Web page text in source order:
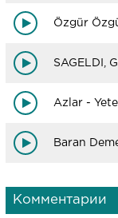
Özgür
SAGELDI,
Azlar -
Baran
Комментарии